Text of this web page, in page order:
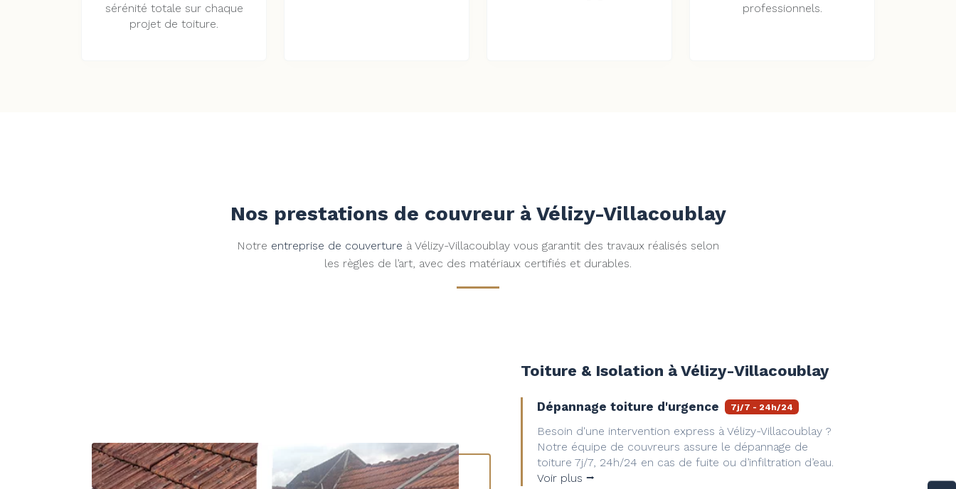
sérénité totale sur chaque
projet de toiture.
professionnels.
Nos prestations de couvreur à Vélizy-Villacoublay
Notre entreprise de couverture à Vélizy-Villacoublay vous garantit des travaux réalisés selon
les règles de l’art, avec des matériaux certifiés et durables.
Toiture & Isolation à Vélizy-Villacoublay
Dépannage toiture d'urgence 7j/7 - 24h/24
Besoin d'une intervention express à Vélizy-Villacoublay ?
Notre équipe de couvreurs assure le dépannage de
toiture 7j/7, 24h/24 en cas de fuite ou d’infiltration d’eau.
Voir plus ⭢